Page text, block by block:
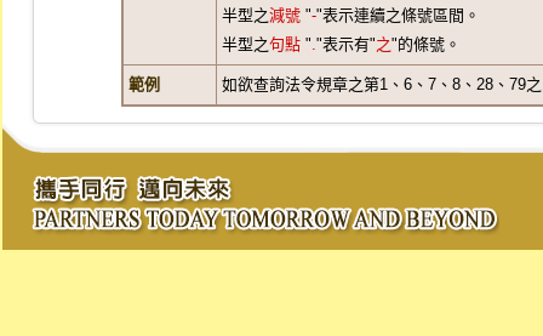
半型之減號 "-"表示連續之條號區間。
半型之句點 "."表示有"之"的條號。
範例 如欲查詢法令規章之第1、6、7、8、28、79